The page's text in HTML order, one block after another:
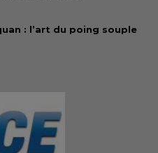
: l’art du poing souple